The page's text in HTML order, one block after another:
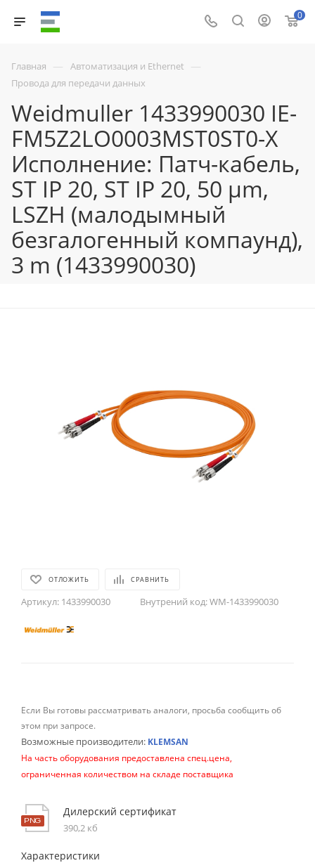
0
Главная — Автоматизация и Ethernet —
Провода для передачи данных
Weidmuller 1433990030 IE-
FM5Z2LO0003MST0ST0-X
Исполнение: Патч-кабель,
ST IP 20, ST IP 20, 50 µm,
LSZH (малодымный
безгалогенный компаунд),
3 m (1433990030)
ОТЛОЖИТЬ СРАВНИТЬ
Артикул: 1433990030 Внутрений код:WM-1433990030
Если Вы готовы рассматривать аналоги, просьба сообщить об
этом при запросе.
Возможные производители: KLEMSAN
На часть оборудования предоставлена спец.цена,
ограниченная количеством на складе поставщика
Дилерский сертификат
390,2 кб
Характеристики